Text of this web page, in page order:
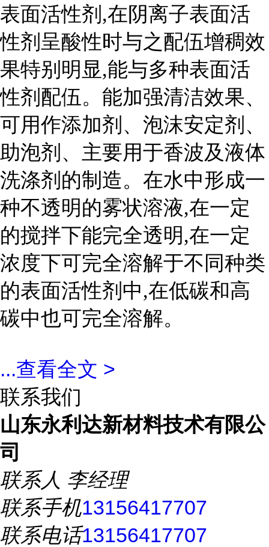
表面活性剂,在阴离子表面活
性剂呈酸性时与之配伍增稠效
果特别明显,能与多种表面活
性剂配伍。能加强清洁效果、
可用作添加剂、泡沫安定剂、
助泡剂、主要用于香波及液体
洗涤剂的制造。在水中形成一
种不透明的雾状溶液,在一定
的搅拌下能完全透明,在一定
浓度下可完全溶解于不同种类
的表面活性剂中,在低碳和高
碳中也可完全溶解。
...查看全文 >
联系我们
山东永利达新材料技术有限公
司
联系人 李经理
联系手机13156417707
联系电话13156417707